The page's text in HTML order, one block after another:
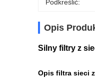
Podkreślić:
Opis
Silny filtry z
Opis filtra sieci